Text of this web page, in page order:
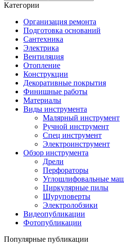
Категории
Организация ремонта
Подготовка оснований
Сантехника
Электрика
Вентиляция
Отопление
Конструкции
Декоративные покрытия
Финишные работы
Материалы
Виды инструмента
Малярный инструмент
Ручной инструмент
Спец инструмент
Электроинструмент
Обзор инструмента
Дрели
Перфораторы
Углошлифовальные
Циркулярные пилы
Шуруповерты
Электролобзики
Видеопубликации
Фотопубликации
Популярные публикации